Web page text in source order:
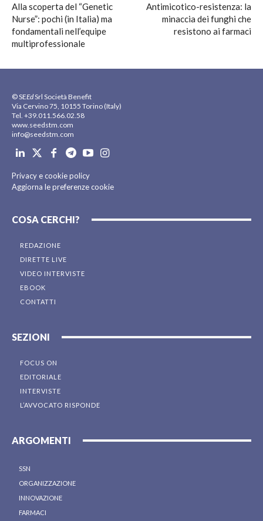
Alla scoperta del “Genetic
Nurse”: pochi (in Italia) ma
fondamentali nell’equipe
multiprofessionale
Antimicotico-resistenza: la
minaccia dei funghi che
resistono ai farmaci
© SEEdSrl Società Benefit
Via Cervino 75, 10155 Torino (Italy)
Tel. +39.011.566.02.58
www.seedstm.com
info@seedstm.com
Privacy e cookie policy
Aggiorna le preferenze cookie
COSA CERCHI?
REDAZIONE
DIRETTE LIVE
VIDEO INTERVISTE
EBOOK
CONTATTI
SEZIONI
FOCUS ON
EDITORIALE
INTERVISTE
L’AVVOCATO RISPONDE
ARGOMENTI
SSN
ORGANIZZAZIONE
INNOVAZIONE
FARMACI